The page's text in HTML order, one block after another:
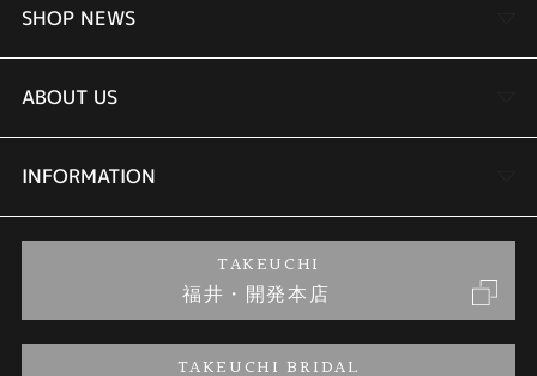
婚約指輪
結婚指輪
セットリング
婚約ネックレス
金・プラチナのお取引
SHOP NEWS
TAKEUCHI BRIDAL金沢本店情報
商品一覧
ブランドリスト
金澤指輪工房｜手作りペアリング
ABOUT US
会社概要
お客様の声
INFORMATION
TAKEUCHI
福井・開発本店
TAKEUCHI BRIDAL